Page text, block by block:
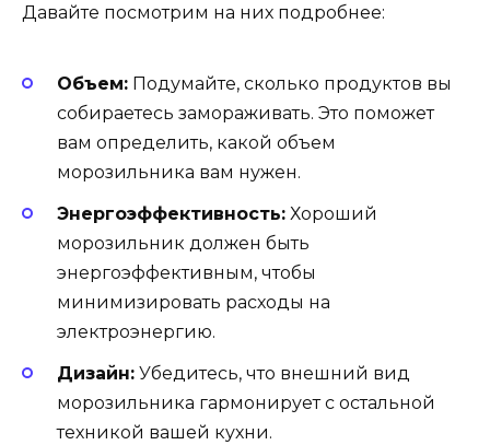
Давайте посмотрим на них подробнее:
Объем: Подумайте, сколько продуктов вы
собираетесь замораживать. Это поможет
вам определить, какой объем
морозильника вам нужен.
Энергоэффективность: Хороший
морозильник должен быть
энергоэффективным, чтобы
минимизировать расходы на
электроэнергию.
Дизайн: Убедитесь, что внешний вид
морозильника гармонирует с остальной
техникой вашей кухни.